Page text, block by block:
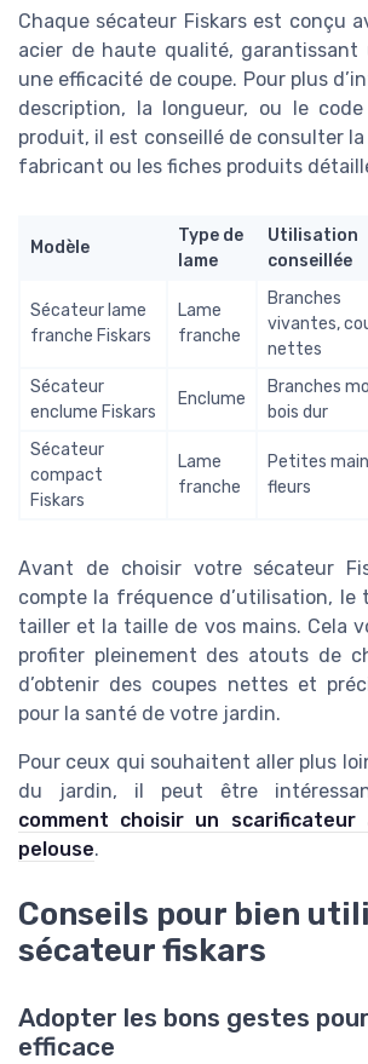
Chaque sécateur Fiskars est conçu
acier de haute qualité,
une efficacité de coupe. Pour plus
description, la longueur, ou le
produit, il est conseillé de consulter
fabricant ou les fiches produits
Modèle
Type de
lame
Utilisation
conseillée
Sécateur lame
franche Fiskars
Lame
franche
Branches
vivantes,
nettes
Sécateur
enclume Fiskars
Enclume
Branches
bois dur
Sécateur
compact
Fiskars
Lame
franche
Petites
fleurs
Avant de choisir votre sécateur
compte la fréquence d’utilisation, le
tailler et la taille de vos mains. Cela
profiter pleinement des atouts de
d’obtenir des coupes nettes et
pour la santé de votre jardin.
Pour ceux qui souhaitent aller plus
du jardin, il peut être
comment choisir un
pelouse.
Conseils pour bien
sécateur fiskars
Adopter les bons gestes
efficace